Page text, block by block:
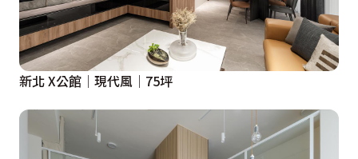
新北 X公館│現代風│75坪